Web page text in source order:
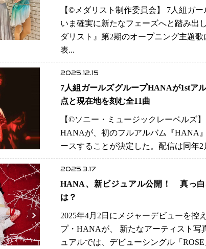
【©️メダリスト制作委員会】 7人組ガ
いま確実に新たなフェーズへと踏み出
ダリスト』第2期のオープニング主題
表...
2025.12.15
7人組ガールズグループHANAが1stア
点と現在地を刻む全11曲
【©️ソニー・ミュージックレーベルズ
HANAが、初のフルアルバム『HANA
ースすることが決定した。配信は同年
2025.3.17
HANA、新ビジュアル公開！ 真っ白
は？
2025年4月2日にメジャーデビューを控
プ・HANAが、 新たなアーティスト写
ュアルでは、デビューシングル「